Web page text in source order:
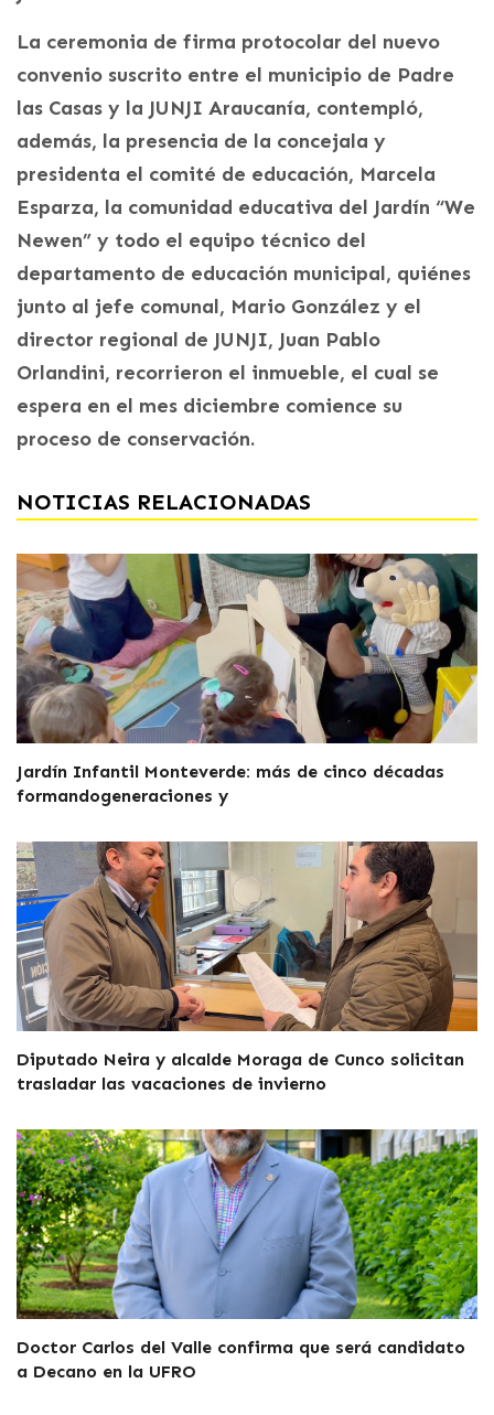
La ceremonia de firma protocolar del nuevo
convenio suscrito entre el municipio de Padre
las Casas y la JUNJI Araucanía, contempló,
además, la presencia de la concejala y
presidenta el comité de educación, Marcela
Esparza, la comunidad educativa del Jardín “We
Newen” y todo el equipo técnico del
departamento de educación municipal, quiénes
junto al jefe comunal, Mario González y el
director regional de JUNJI, Juan Pablo
Orlandini, recorrieron el inmueble, el cual se
espera en el mes diciembre comience su
proceso de conservación.
NOTICIAS RELACIONADAS
Jardín Infantil Monteverde: más de cinco décadas
formandogeneraciones y
Diputado Neira y alcalde Moraga de Cunco solicitan
trasladar las vacaciones de invierno
Doctor Carlos del Valle confirma que será candidato
a Decano en la UFRO